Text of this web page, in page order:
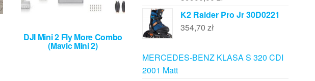
DJI Mini 2 Fly More Combo
(Mavic Mini 2)
K2 Raider Pro Jr 30D0221
354,70 zł
MERCEDES-BENZ KLASA S 320 CDI
2001 Matt